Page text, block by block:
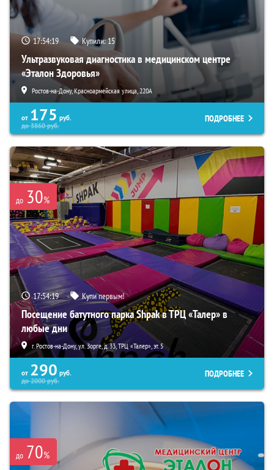
17:54:18 Купили:15
Ультразвуковая диагностика в медицинском центре
«Эталон Здоровья»
Ростов-на-Дону, Красноармейская улица, 220А
от 175 руб.
до3860руб.
ПОДРОБНЕЕ
до 30%
17:54:18 Купи первым!
Посещение батутного парка Shpak в ТРЦ «Талер» в
любые дни
г. Ростов-на-Дону, ул. Зорге, д. 33, ТРЦ «Талер», эт. 5
от 290 руб.
до2000руб.
ПОДРОБНЕЕ
до 70%